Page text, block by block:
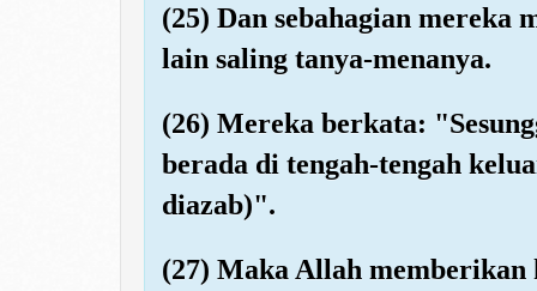
(25) Dan sebahagian mereka
lain saling tanya-menanya.
(26) Mereka berkata:
berada di tengah-tengah
diazab)".
(27) Maka Allah